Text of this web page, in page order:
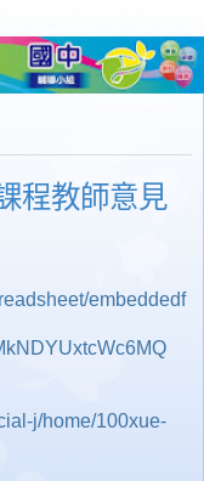
程教師意見
embeddedf
j/home/100xue-